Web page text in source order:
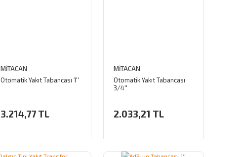
MİTACAN
Otomatik Yakıt Tabancası 1''
3.214,77 TL
MİTACAN
Otomatik Yakıt Tabancası
3/4''
2.033,21 TL